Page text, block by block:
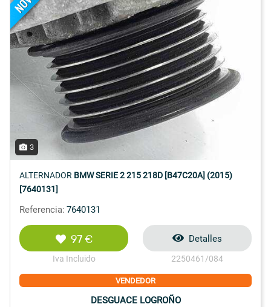
3
ALTERNADOR BMW SERIE 2 215 218D [B47C20A] (2015)
[7640131]
Referencia: 7640131
97 €
Iva Incluido
Detalles
2250461/084
VENDEDOR
DESGUACE LOGROÑO